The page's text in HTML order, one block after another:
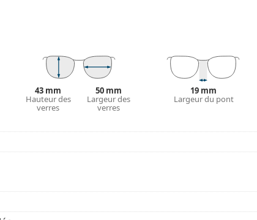
La couleur de l'étui et son design peuvent varier.
pour découvrir d'autres styles ou consultez notreguide
avant l'utilisation.
43 mm
Hauteur des
verres
50 mm
Largeur des
verres
19 mm
Largeur du pont